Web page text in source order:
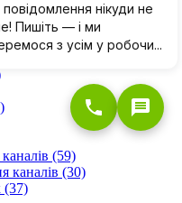
штифти (318)
(59)
каналів (30)
(37)